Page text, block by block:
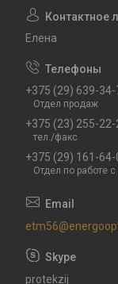
Елена
+375 (29) 639-34-
Отдел продаж
+375 (23) 255-22-
тел./факс
+375 (29) 161-64-
Отдел по работе
protekzij